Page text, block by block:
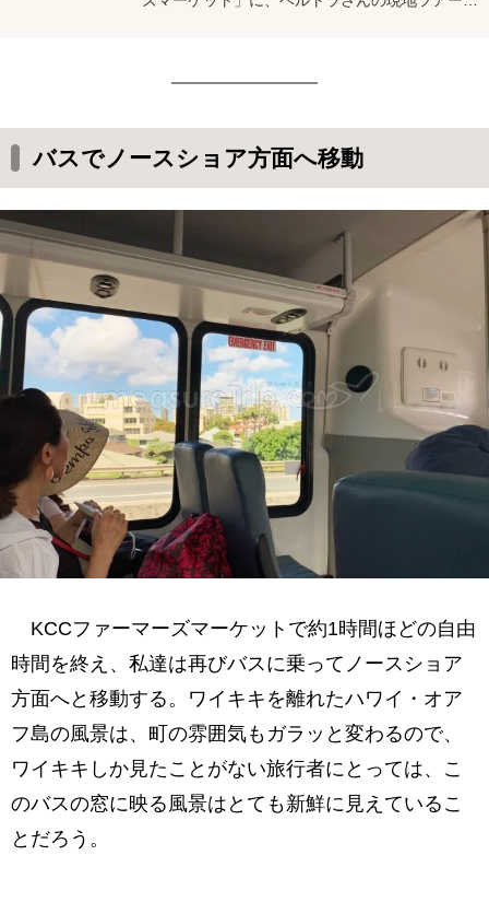
も詳しく紹介。
バスでノースショア方面へ移動
KCCファーマーズマーケットで約1時間ほどの自由
時間を終え、私達は再びバスに乗ってノースショア
方面へと移動する。ワイキキを離れたハワイ・オア
フ島の風景は、町の雰囲気もガラッと変わるので、
ワイキキしか見たことがない旅行者にとっては、こ
のバスの窓に映る風景はとても新鮮に見えているこ
とだろう。